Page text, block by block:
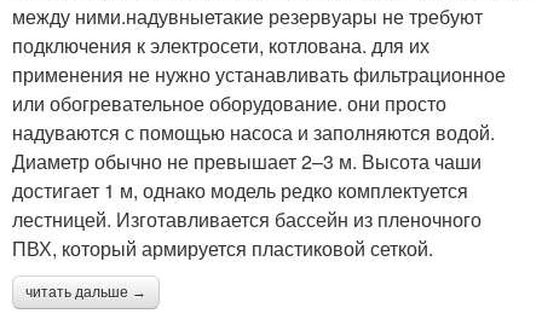
между ними.надувныетакие резервуары не требуют
подключения к электросети, котлована. для их
применения не нужно устанавливать фильтрационное
или обогревательное оборудование. они просто
надуваются с помощью насоса и заполняются водой.
Диаметр обычно не превышает 2–3 м. Высота чаши
достигает 1 м, однако модель редко комплектуется
лестницей. Изготавливается бассейн из пленочного
ПВХ, который армируется пластиковой сеткой.
читать дальше →